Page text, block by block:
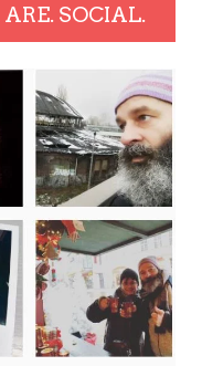
SOCIAL.